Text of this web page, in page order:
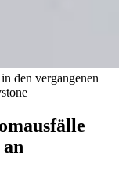
den vergangenen